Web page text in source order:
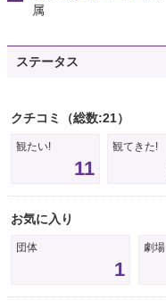
属
ステータス
クチコミ （総数:21）
観たい!
11
観てきた!
お気に入り
団体
1
劇場